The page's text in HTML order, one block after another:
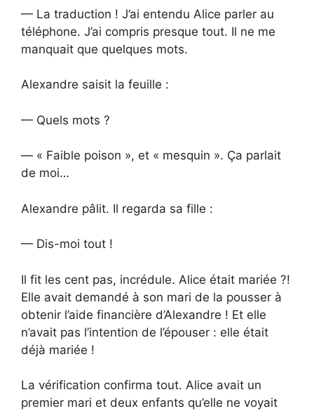
— La traduction ! J’ai entendu Alice parler au
téléphone. J’ai compris presque tout. Il ne me
manquait que quelques mots.
Alexandre saisit la feuille :
— Quels mots ?
— « Faible poison », et « mesquin ». Ça parlait
de moi…
Alexandre pâlit. Il regarda sa fille :
— Dis-moi tout !
Il fit les cent pas, incrédule. Alice était mariée ?!
Elle avait demandé à son mari de la pousser à
obtenir l’aide financière d’Alexandre ! Et elle
n’avait pas l’intention de l’épouser : elle était
déjà mariée !
La vérification confirma tout. Alice avait un
premier mari et deux enfants qu’elle ne voyait